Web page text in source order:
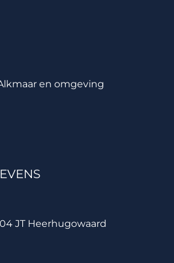
en omgeving
JT Heerhugowaard